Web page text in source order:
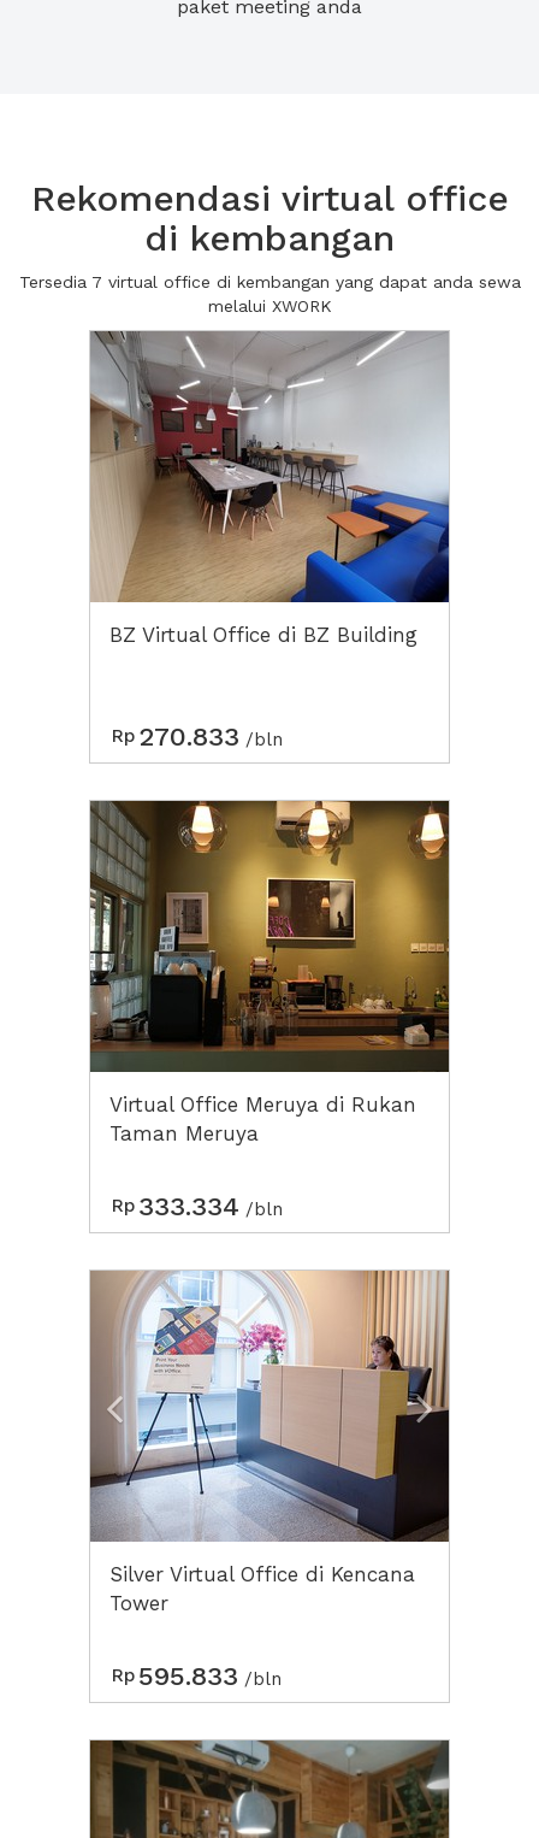
paket meeting anda
Rekomendasi virtual office
di kembangan
Tersedia 7 virtual office di kembangan yang dapat anda sewa
melalui XWORK
BZ Virtual Office di BZ Building
Rp 270.833 /bln
Virtual Office Meruya di Rukan
Taman Meruya
Rp 333.334 /bln
Previous Next2
Silver Virtual Office di Kencana
Tower
Rp 595.833 /bln
Previous Next2